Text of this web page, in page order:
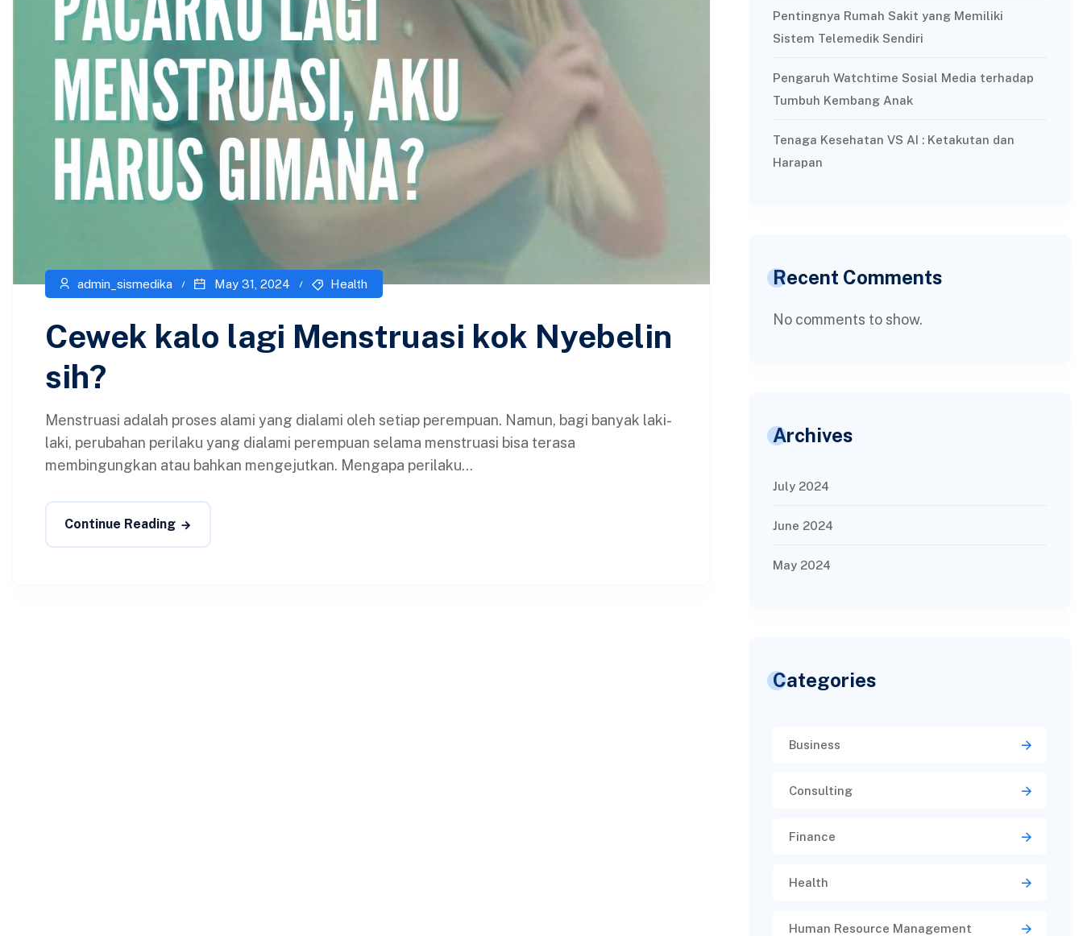
admin_sismedika May 31, 2024 Health
Cewek kalo lagi Menstruasi kok Nyebelin
sih?
Menstruasi adalah proses alami yang dialami oleh setiap perempuan. Namun, bagi banyak laki-
laki, perubahan perilaku yang dialami perempuan selama menstruasi bisa terasa
membingungkan atau bahkan mengejutkan. Mengapa perilaku...
Continue Reading
Pentingnya Rumah Sakit yang Memiliki
Sistem Telemedik Sendiri
Pengaruh Watchtime Sosial Media terhadap
Tumbuh Kembang Anak
Tenaga Kesehatan VS AI : Ketakutan dan
Harapan
Recent Comments
No comments to show.
Archives
July 2024
June 2024
May 2024
Categories
Business
Consulting
Finance
Health
Human Resource Management